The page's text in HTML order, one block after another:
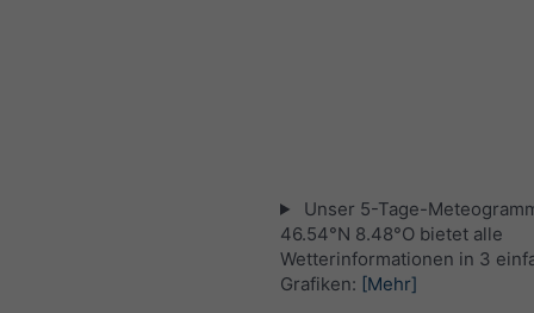
Unser 5-Tage-
46.54°N 8.48°O bietet alle
Wetterinformationen in 3
Grafiken: [Mehr]